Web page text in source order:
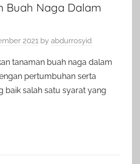
Buah Naga Dalam
2021 by abdurrosyid
tanaman buah naga dalam
pertumbuhan serta
baik salah satu syarat yang